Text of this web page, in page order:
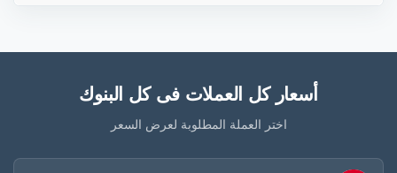
أسعار كل العملات فى كل البنوك
اختر العملة المطلوبة لعرض السعر